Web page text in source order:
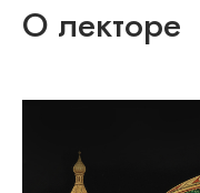
О лекторе